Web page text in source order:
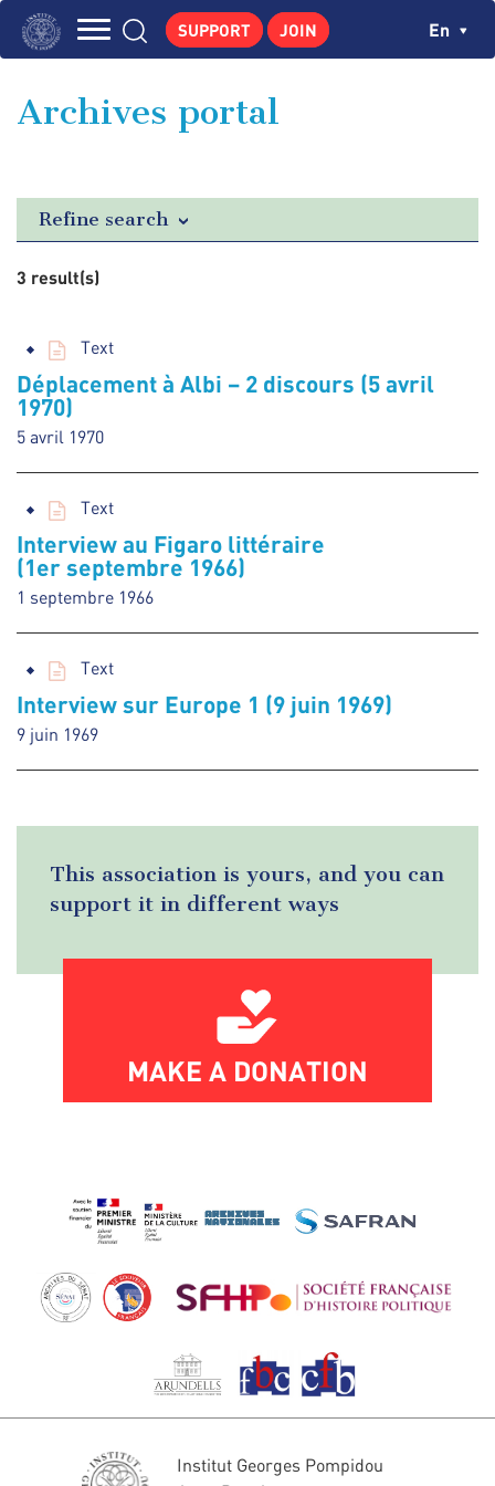
Skip
principale
GEORGES POMPIDOU
PUBLICATIONS
NEWS
SUPPORT JOIN En
Archives portal
Refine search
3 result(s)
Text
Déplacement à Albi – 2 discours (5 avril
1970)
5 avril 1970
Text
Interview au Figaro littéraire
(1er septembre 1966)
1 septembre 1966
Text
Interview sur Europe 1 (9 juin 1969)
9 juin 1969
This association is yours, and you can
support it in different ways
MAKE A DONATION
Institut Georges Pompidou
Cookies management panel